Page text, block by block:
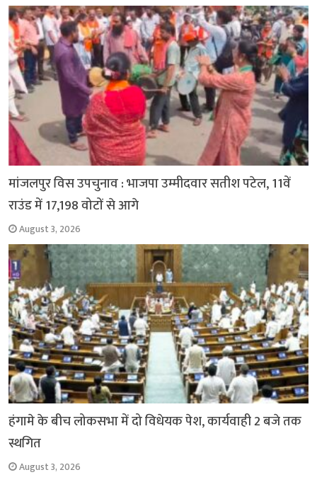
मांजलपुर विस उपचुनाव : भाजपा उम्मीदवार सतीश पटेल, 11वें
राउंड में 17,198 वोटों से आगे
August 3, 2026
हंगामे के बीच लोकसभा में दो विधेयक पेश, कार्यवाही 2 बजे तक
स्थगित
August 3, 2026